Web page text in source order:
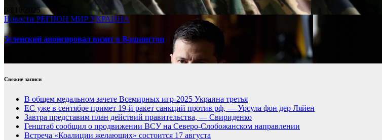
08.16.2025
Новости РЕГИОН МИР УКРАИНА
Зеленский анонсировал визит в Вашингтон
Свежие записи
В общем медальном зачете Всемирных игр-2025 Украина третья
ЕС уже в сентябре примет 19-й ракет санкций против рф, — Урсула фон дер Ляйен
Завтра представим план действий правительства, — Свириденко
Генштаб сообщил о продвижении ВСУ на Северо-Слобожанском направлении
Встреча «Коалиции желающих» состоится 17 августа